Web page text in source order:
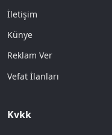
İletişim
Künye
Reklam Ver
Vefat İlanları
Kvkk